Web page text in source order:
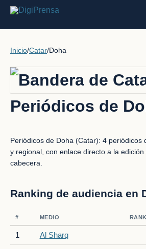
Inicio/Catar/Doha
Periódicos de
Periódicos de Doha (Catar): 4 periódicos
y regional, con enlace directo a la
cabecera.
Ranking de audiencia en
# MEDIO
1 Al Sharq